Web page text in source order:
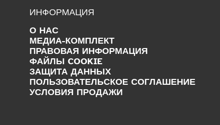
ИНФОРМАЦИЯ
О НАС
МЕДИА-КОМПЛЕКТ
ПРАВОВАЯ ИНФОРМАЦИЯ
ФАЙЛЫ COOKIE
ЗАЩИТА ДАННЫХ
ПОЛЬЗОВАТЕЛЬСКОЕ СОГЛАШЕНИЕ
УСЛОВИЯ ПРОДАЖИ